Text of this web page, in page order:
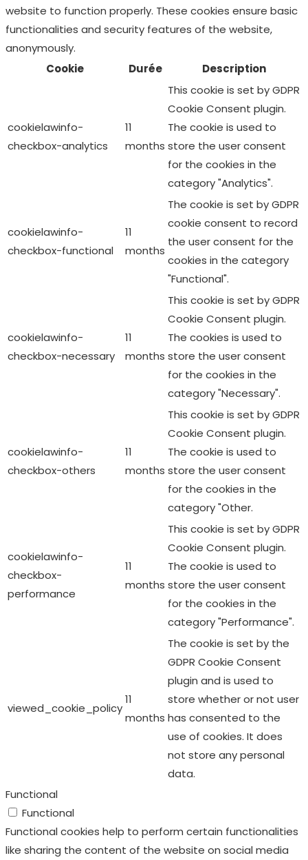
website to function properly. These cookies ensure basic
functionalities and security features of the website,
anonymously.
Cookie
Durée Description
cookielawinfo-
checkbox-analytics
11
months
This cookie is set by GDPR
Cookie Consent plugin.
The cookie is used to
store the user consent
for the cookies in the
category "Analytics".
cookielawinfo-
checkbox-functional
11
months
The cookie is set by GDPR
cookie consent to record
the user consent for the
cookies in the category
"Functional".
cookielawinfo-
checkbox-necessary
11
months
This cookie is set by GDPR
Cookie Consent plugin.
The cookies is used to
store the user consent
for the cookies in the
category "Necessary".
cookielawinfo-
checkbox-others
11
months
This cookie is set by GDPR
Cookie Consent plugin.
The cookie is used to
store the user consent
for the cookies in the
category "Other.
cookielawinfo-
checkbox-
performance
11
months
This cookie is set by GDPR
Cookie Consent plugin.
The cookie is used to
store the user consent
for the cookies in the
category "Performance".
viewed_cookie_policy
11
months
The cookie is set by the
GDPR Cookie Consent
plugin and is used to
store whether or not user
has consented to the
use of cookies. It does
not store any personal
data.
Functional
Functional
Functional cookies help to perform certain functionalities
like sharing the content of the website on social media